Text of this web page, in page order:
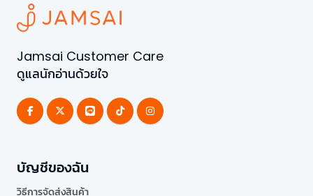
Jamsai Customer Care
ดูแลนักอ่านด้วยใจ
บัญชีของฉัน
วิธีการจัดส่งสินค้า